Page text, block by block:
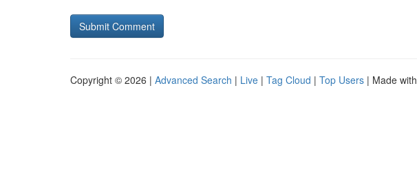
Copyright © 2026 | Advanced Search | Live | Tag Cloud | Top Users | Made with